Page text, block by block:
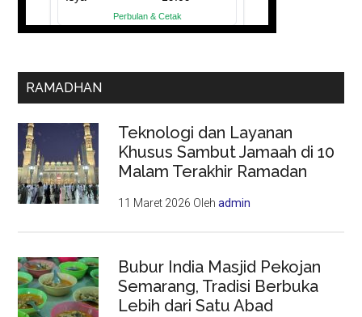
RAMADHAN
Teknologi dan Layanan
Khusus Sambut Jamaah di 10
Malam Terakhir Ramadan
11 Maret 2026 Olehadmin
Bubur India Masjid Pekojan
Semarang, Tradisi Berbuka
Lebih dari Satu Abad